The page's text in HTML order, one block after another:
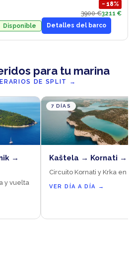
− 18%
3900 €3211 €
Disponible
Detalles del barco
para tu marina
DE SPLIT →
→
y vuelta
7 DÍAS
Kaštela → Kornati →
Circuito Kornati y Krka en 7
VER DÍA A DÍA →